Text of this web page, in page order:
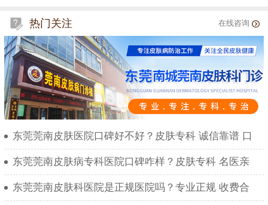
热门关注 在线咨询
东莞莞南皮肤医院口碑好不好？皮肤专科 诚信靠谱 口
东莞莞南皮肤病专科医院口碑咋样？皮肤专科 名医亲
东莞莞南皮肤科医院是正规医院吗？专业正规 收费合